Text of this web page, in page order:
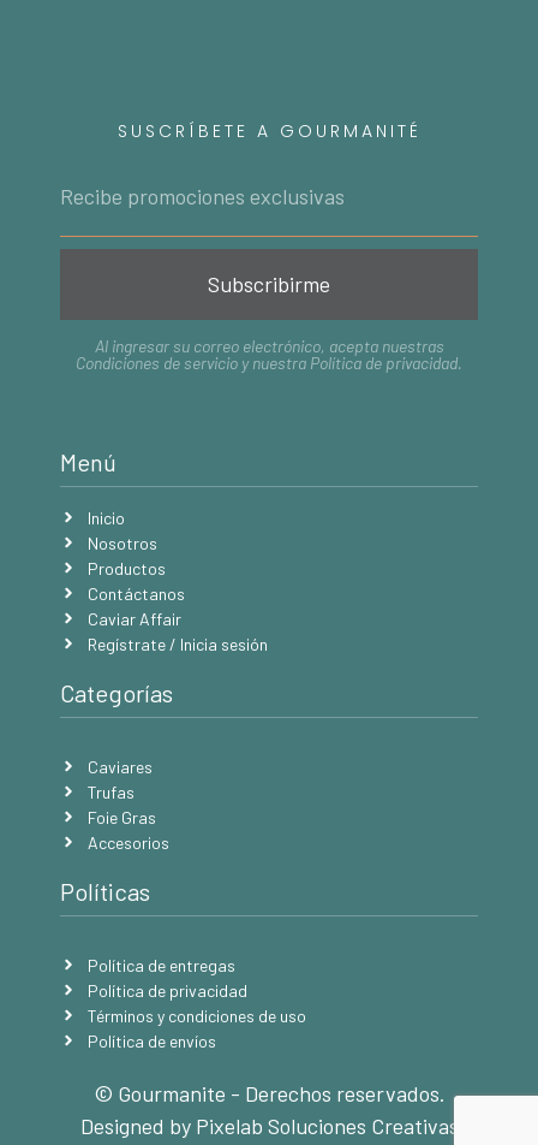
SUSCRÍBETE A GOURMANITÉ
Subscribirme
Al ingresar su correo electrónico, acepta nuestras
Condiciones de servicio y nuestra Política de privacidad.
Menú
Inicio
Nosotros
Productos
Contáctanos
Caviar Affair
Regístrate / Inicia sesión
Categorías
Caviares
Trufas
Foie Gras
Accesorios
Políticas
Política de entregas
Política de privacidad
Términos y condiciones de uso
Política de envíos
© Gourmanite - Derechos reservados.
Designed by Pixelab Soluciones Creativas